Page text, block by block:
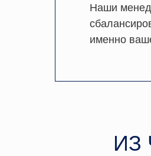
Наши
именно
ИЗ